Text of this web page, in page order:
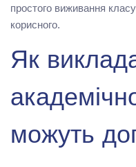
простого виживання
корисного.
Як
можуть